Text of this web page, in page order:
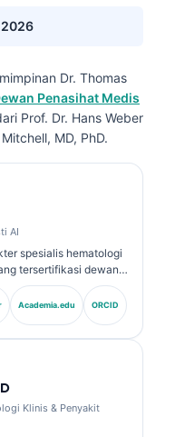
Dr. Thomas
Penasihat Medis
Prof. Dr. Hans Weber
MD, PhD.
AI
spesialis hematologi
tersertifikasi dewan,
dalam
analisis klinis
Medical Officer di
mempublikasikan
dan diagnostik
Academia.edu ORCID
Klinis & Penyakit